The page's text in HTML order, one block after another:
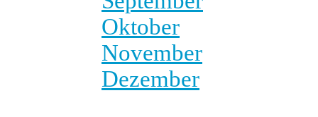
Oktober
November
Dezember